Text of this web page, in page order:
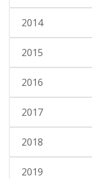
2014
2015
2016
2017
2018
2019